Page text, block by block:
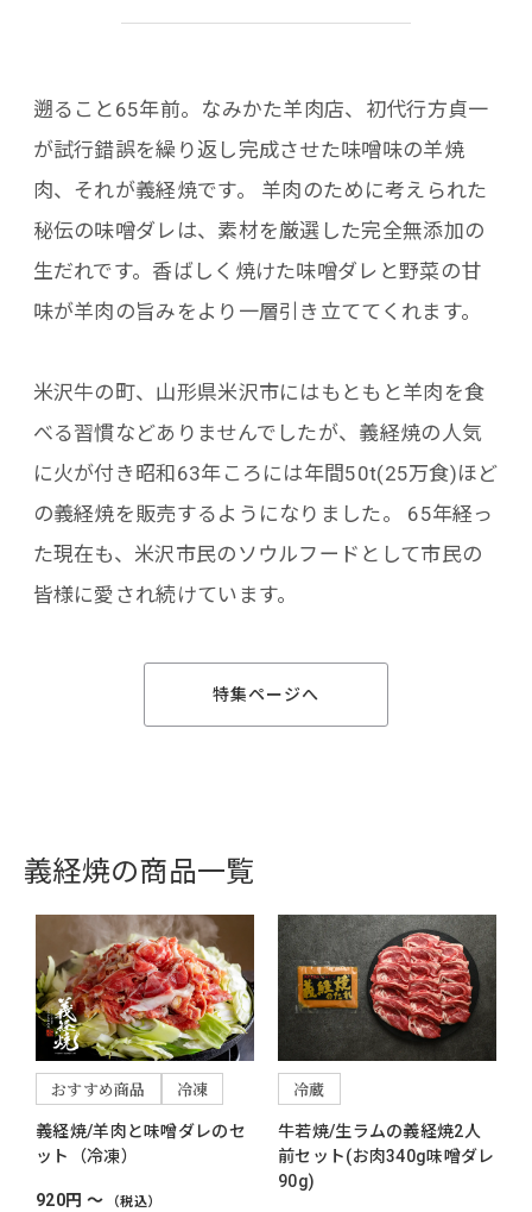
遡ること65年前。なみかた羊肉店、初代行方貞一
が試行錯誤を繰り返し完成させた味噌味の羊焼
肉、それが義経焼です。 羊肉のために考えられた
秘伝の味噌ダレは、素材を厳選した完全無添加の
生だれです。香ばしく焼けた味噌ダレと野菜の甘
味が羊肉の旨みをより一層引き立ててくれます。
米沢牛の町、山形県米沢市にはもともと羊肉を食
べる習慣などありませんでしたが、義経焼の人気
に火が付き昭和63年ころには年間50t(25万食)ほど
の義経焼を販売するようになりました。 65年経っ
た現在も、米沢市民のソウルフードとして市民の
皆様に愛され続けています。
特集ページへ
義経焼の商品一覧
おすすめ商品 冷凍
義経焼/羊肉と味噌ダレのセ
ット（冷凍）
920円 ～ （税込）
冷蔵
牛若焼/生ラムの義経焼2人
前セット(お肉340g味噌ダレ
90g)